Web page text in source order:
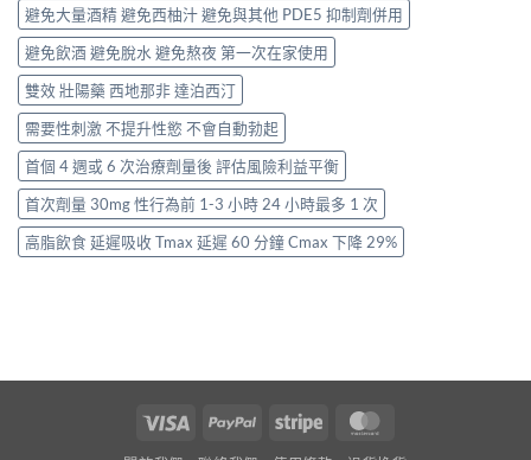
避免大量酒精 避免西柚汁 避免與其他 PDE5 抑制劑併用
避免飲酒 避免脫水 避免熬夜 第一次在家使用
雙效 壯陽藥 西地那非 達泊西汀
需要性刺激 不提升性慾 不會自動勃起
首個 4 週或 6 次治療劑量後 評估風險利益平衡
首次劑量 30mg 性行為前 1-3 小時 24 小時最多 1 次
高脂飲食 延遲吸收 Tmax 延遲 60 分鐘 Cmax 下降 29%
Visa PayPal Stripe